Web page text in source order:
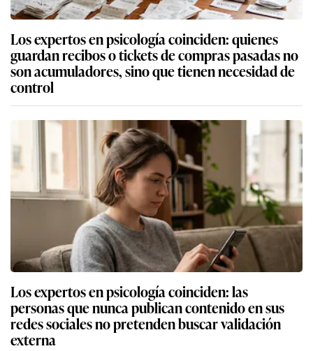
Los expertos en psicología coinciden: quienes
guardan recibos o tickets de compras pasadas no
son acumuladores, sino que tienen necesidad de
control
Los expertos en psicología coinciden: las
personas que nunca publican contenido en sus
redes sociales no pretenden buscar validación
externa